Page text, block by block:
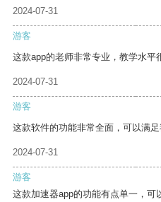
2024-07-31
游客
这款app的老师非常专业，教学水平
2024-07-31
游客
这款软件的功能非常全面，可以满足
2024-07-31
游客
这款加速器app的功能有点单一，可